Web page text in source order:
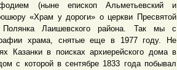
(ныне епископ Альметьевский и
«Храм у дороги» о церкви Пресвятой
Лаишевского района. Так мы с
храма, снятые еще в 1977 году. Не
Казанки в поисках архиерейского дома в
с которой в сентябре 1833 года побывал